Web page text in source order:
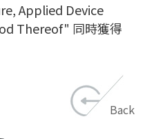
Applied Device
Thereof" 同時獲得
Back